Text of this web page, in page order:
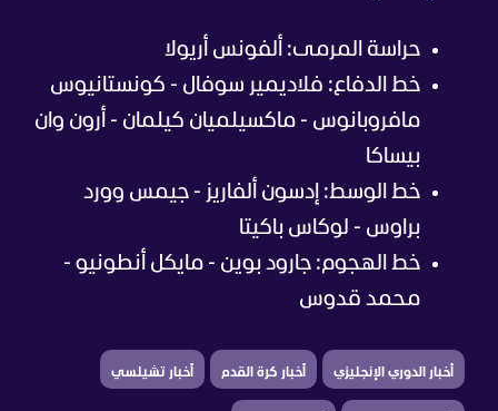
حراسة المرمى: ألفونس أريولا
خط الدفاع: فلاديمير سوفال - كونستانيوس
مافروبانوس - ماكسيلميان كيلمان - أرون وان
بيساكا
خط الوسط: إدسون ألفاريز - جيمس وورد
براوس - لوكاس باكيتا
خط الهجوم: جارود بوين - مايكل أنطونيو -
محمد قدوس
أخبار الدوري الإنجليزي أخبار كرة القدم أخبار تشيلسي